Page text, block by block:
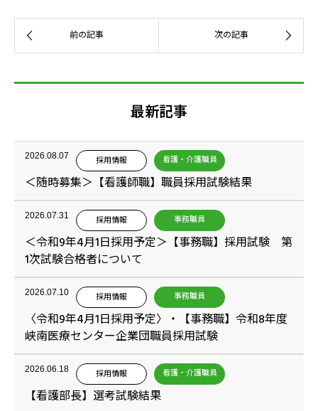
最新記事
2026.08.07 採用情報 看護・介護職員
＜随時募集＞【看護師職】職員採用試験結果
2026.07.31 採用情報 事務職員
＜令和9年4月1日採用予定＞【事務職】採用試験 第
1次試験合格者について
2026.07.10 採用情報 事務職員
〈令和9年4月1日採用予定〉・【事務職】令和8年度
峡南医療センター企業団職員採用試験
2026.06.18 採用情報 看護・介護職員
【看護部長】選考試験結果